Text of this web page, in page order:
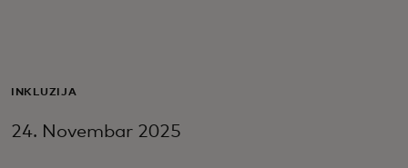
Za biznis
INKLUZIJA
24. Novembar 2025